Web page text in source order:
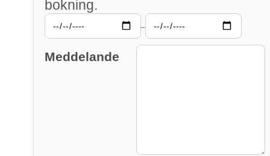
bokning.
–
Meddelande